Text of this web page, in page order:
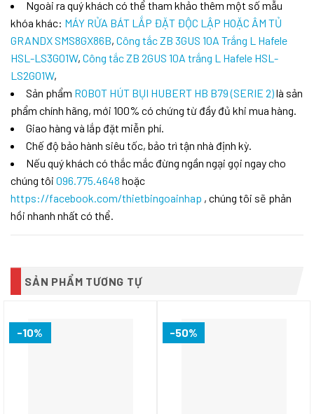
Ngoài ra quý khách có thể tham khảo thêm một số mẫu
khóa khác: MÁY RỬA BÁT LẮP ĐẶT ĐỘC LẬP HOẶC ÂM TỦ
GRANDX SMS8GX86B, Công tắc ZB 3GUS 10A Trắng L Hafele
HSL-LS3G01W, Công tắc ZB 2GUS 10A trắng L Hafele HSL-
LS2G01W,
Sản phẩm ROBOT HÚT BỤI HUBERT HB B79 (SERIE 2)là sản
phẩm chính hãng, mới 100% có chứng từ đầy đủ khi mua hàng.
Giao hàng và lắp đặt miễn phí.
Chế độ bảo hành siêu tốc, bảo trì tận nhà định kỳ.
Nếu quý khách có thắc mắc đừng ngần ngại gọi ngay cho
chúng tôi 096.775.4648 hoặc
https://facebook.com/thietbingoainhap , chúng tôi sẽ phản
hồi nhanh nhất có thể.
SẢN PHẨM TƯƠNG TỰ
-10% -50%